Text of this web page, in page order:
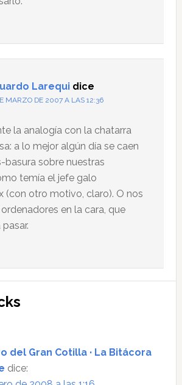
Larequi dice
MARZO DE 2007 A LAS 12:36
la analogía con la chatarra
a lo mejor algún día se caen
basura sobre nuestras
temía el jefe galo
(con otro motivo, claro). O nos
en la cara, que
del Gran Cotilla · La Bitácora
dice: